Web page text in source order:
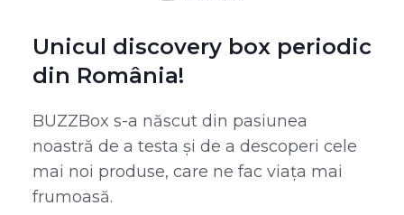
Unicul discovery box periodic
din România!
BUZZBox s-a născut din pasiunea
noastră de a testa și de a descoperi cele
mai noi produse, care ne fac viața mai
frumoasă.